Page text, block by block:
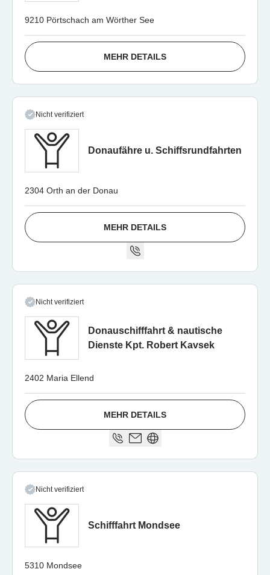
9210 Pörtschach am Wörther See
MEHR DETAILS
Nicht verifiziert
Donaufähre u. Schiffsrundfahrten
2304 Orth an der Donau
MEHR DETAILS
Nicht verifiziert
Donauschifffahrt & nautische
Dienste Kpt. Robert Kavsek
2402 Maria Ellend
MEHR DETAILS
Nicht verifiziert
Schifffahrt Mondsee
5310 Mondsee